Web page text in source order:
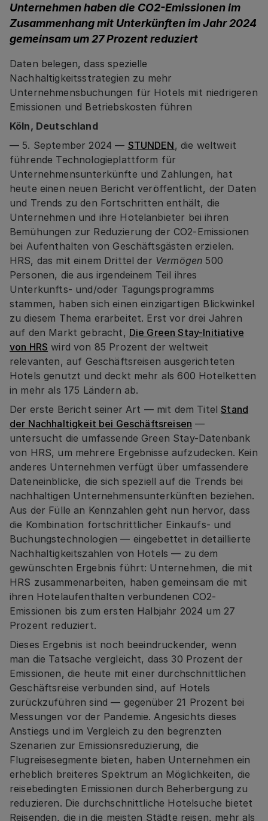
Unternehmen haben die CO2-Emissionen im
Zusammenhang mit Unterkünften im Jahr 2024
gemeinsam um 27 Prozent reduziert
Daten belegen, dass spezielle
Nachhaltigkeitsstrategien zu mehr
Unternehmensbuchungen für Hotels mit niedrigeren
Emissionen und Betriebskosten führen
Köln, Deutschland
— 5. September 2024 — STUNDEN, die weltweit
führende Technologieplattform für
Unternehmensunterkünfte und Zahlungen, hat
heute einen neuen Bericht veröffentlicht, der Daten
und Trends zu den Fortschritten enthält, die
Unternehmen und ihre Hotelanbieter bei ihren
Bemühungen zur Reduzierung der CO2-Emissionen
bei Aufenthalten von Geschäftsgästen erzielen.
HRS, das mit einem Drittel der Vermögen 500
Personen, die aus irgendeinem Teil ihres
Unterkunfts- und/oder Tagungsprogramms
stammen, haben sich einen einzigartigen Blickwinkel
zu diesem Thema erarbeitet. Erst vor drei Jahren
auf den Markt gebracht, Die Green Stay-Initiative
von HRS wird von 85 Prozent der weltweit
relevanten, auf Geschäftsreisen ausgerichteten
Hotels genutzt und deckt mehr als 600 Hotelketten
in mehr als 175 Ländern ab.
Der erste Bericht seiner Art — mit dem TitelStand
der Nachhaltigkeit bei Geschäftsreisen —
untersucht die umfassende Green Stay-Datenbank
von HRS, um mehrere Ergebnisse aufzudecken. Kein
anderes Unternehmen verfügt über umfassendere
Dateneinblicke, die sich speziell auf die Trends bei
nachhaltigen Unternehmensunterkünften beziehen.
Aus der Fülle an Kennzahlen geht nun hervor, dass
die Kombination fortschrittlicher Einkaufs- und
Buchungstechnologien — eingebettet in detaillierte
Nachhaltigkeitszahlen von Hotels — zu dem
gewünschten Ergebnis führt: Unternehmen, die mit
HRS zusammenarbeiten, haben gemeinsam die mit
ihren Hotelaufenthalten verbundenen CO2-
Emissionen bis zum ersten Halbjahr 2024 um 27
Prozent reduziert.
Dieses Ergebnis ist noch beeindruckender, wenn
man die Tatsache vergleicht, dass 30 Prozent der
Emissionen, die heute mit einer durchschnittlichen
Geschäftsreise verbunden sind, auf Hotels
zurückzuführen sind — gegenüber 21 Prozent bei
Messungen vor der Pandemie. Angesichts dieses
Anstiegs und im Vergleich zu den begrenzten
Szenarien zur Emissionsreduzierung, die
Flugreisesegmente bieten, haben Unternehmen ein
erheblich breiteres Spektrum an Möglichkeiten, die
reisebedingten Emissionen durch Beherbergung zu
reduzieren. Die durchschnittliche Hotelsuche bietet
Reisenden, die in die meisten Städte reisen, mehr als